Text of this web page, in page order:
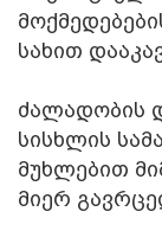
სახით
ძალადობის
სისხლის
მუხლებით
მიერ